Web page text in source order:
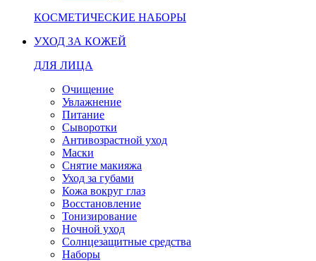
КОСМЕТИЧЕСКИЕ НАБОРЫ
УХОД ЗА КОЖЕЙ
ДЛЯ ЛИЦА
Очищение
Увлажнение
Питание
Сыворотки
Антивозрастной уход
Маски
Снятие макияжа
Уход за губами
Кожа вокруг глаз
Восстановление
Тонизирование
Ночной уход
Солнцезащитные средства
Наборы